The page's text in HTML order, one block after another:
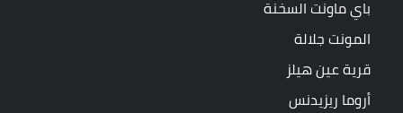
باي ماونت السخنة
المونت جلالة
قرية عين هيلز
أروما ريزيدنس